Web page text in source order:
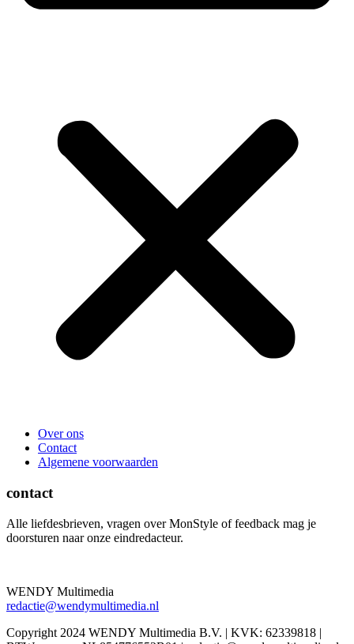
Over ons
Contact
Algemene voorwaarden
contact
Alle liefdesbrieven, vragen over MonStyle of feedback mag je
doorsturen naar onze eindredacteur.
WENDY Multimedia
redactie@wendymultimedia.nl
Copyright 2024 WENDY Multimedia B.V. | KVK: 62339818 |